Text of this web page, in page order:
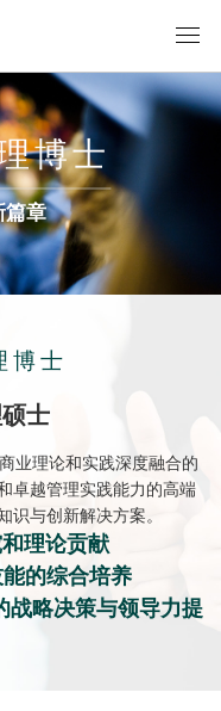
博士
篇章
博士
士
业理论和实践深度融合的
卓越管理实践能力的高端
识与创新解决方案。
理论贡献
的综合培养
战略决策与领导力提